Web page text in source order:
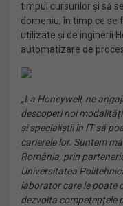
timpul cursurilor și să
domeniu, în timp ce se
utilizate și de inginerii
automatizare de
„La Honeywell, ne
descoperi noi
și specialiștii în IT să
carierele lor. Suntem
România, prin
Universitatea
laborator care le poate
dezvolta competențele